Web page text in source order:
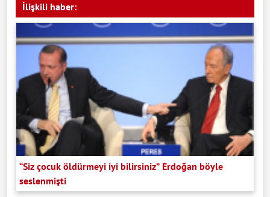
İlişkili haber:
“Siz çocuk öldürmeyi iyi bilirsiniz” Erdoğan böyle
seslenmişti